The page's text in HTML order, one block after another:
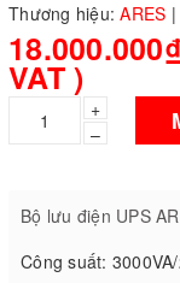
Thương hiệu:ARES |
VAT )
+
–
Bộ lưu điện UPS
Công suất: